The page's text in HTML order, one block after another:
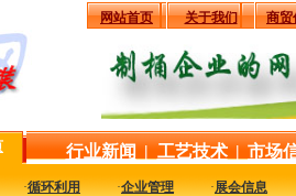
网站首页 关于我们 商贸
行业新闻 | 工艺技术 | 市场
·循环利用 ·企业管理 ·展会信息